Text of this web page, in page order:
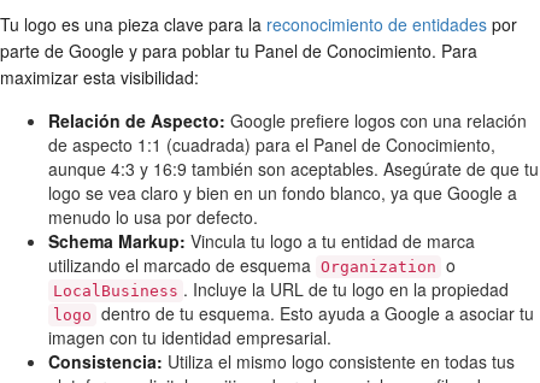
Tu logo es una pieza clave para la reconocimiento de entidades por
parte de Google y para poblar tu Panel de Conocimiento. Para
maximizar esta visibilidad:
Relación de Aspecto: Google prefiere logos con una relación
de aspecto 1:1 (cuadrada) para el Panel de Conocimiento,
aunque 4:3 y 16:9 también son aceptables. Asegúrate de que tu
logo se vea claro y bien en un fondo blanco, ya que Google a
menudo lo usa por defecto.
Schema Markup: Vincula tu logo a tu entidad de marca
utilizando el marcado de esquema Organization o
LocalBusiness . Incluye la URL de tu logo en la propiedad
logo dentro de tu esquema. Esto ayuda a Google a asociar tu
imagen con tu identidad empresarial.
Consistencia: Utiliza el mismo logo consistente en todas tus